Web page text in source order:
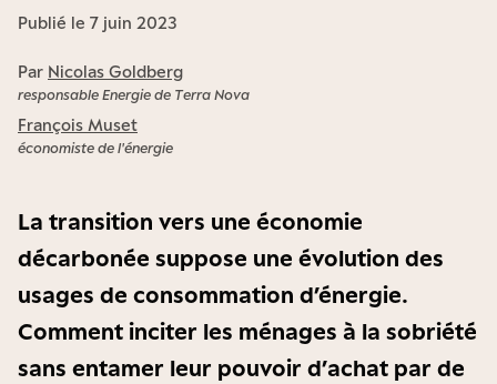
Publié le 7 juin 2023
Par Nicolas Goldberg
responsable Energie de Terra Nova
François Muset
économiste de l'énergie
La transition vers une économie
décarbonée suppose une évolution des
usages de consommation d’énergie.
Comment inciter les ménages à la sobriété
sans entamer leur pouvoir d’achat par de